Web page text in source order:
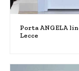
Porta ANGELA
Lecce